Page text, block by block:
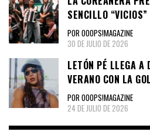
SENCILLO “VICIOS”
POR OOOPS!MAGAZINE
30 DE JULIO DE 2026
LETÓN PÉ LLEGA A
VERANO CON LA
POR OOOPS!MAGAZINE
24 DE JULIO DE 2026